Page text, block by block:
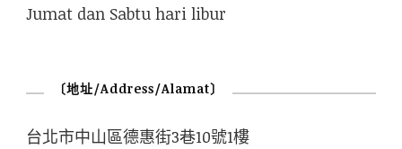
Jumat dan Sabtu hari libur
〔地址/Address/Alamat〕
台北市中山區德惠街3巷10號1樓